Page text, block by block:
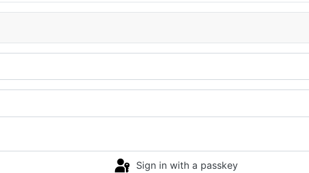
Sign in with a passkey